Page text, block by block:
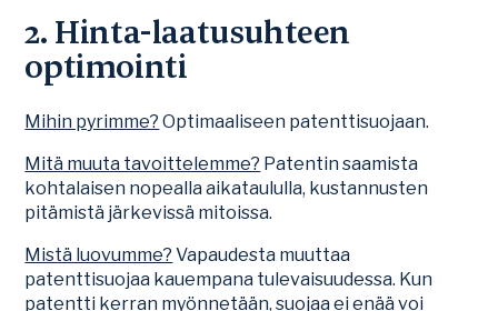
2. Hinta-laatusuhteen
optimointi
Mihin pyrimme? Optimaaliseen patenttisuojaan.
Mitä muuta tavoittelemme? Patentin saamista
kohtalaisen nopealla aikataululla, kustannusten
pitämistä järkevissä mitoissa.
Mistä luovumme? Vapaudesta muuttaa
patenttisuojaa kauempana tulevaisuudessa. Kun
patentti kerran myönnetään, suojaa ei enää voi